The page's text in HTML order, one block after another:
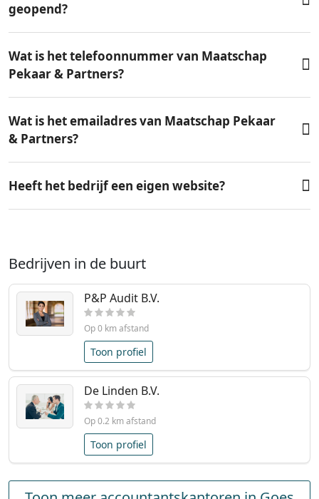
geopend?
Wat is het telefoonnummer van Maatschap
Pekaar & Partners?
Wat is het emailadres van Maatschap Pekaar
& Partners?
Heeft het bedrijf een eigen website?
Bedrijven in de buurt
P&P Audit B.V.
Op 0 km afstand
Toon profiel
De Linden B.V.
Op 0.2 km afstand
Toon profiel